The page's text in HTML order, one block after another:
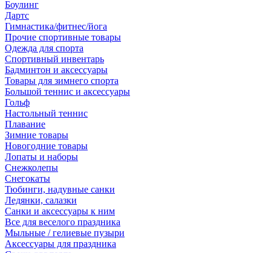
Боулинг
Дартс
Гимнастика/фитнес/йога
Прочие спортивные товары
Одежда для спорта
Спортивный инвентарь
Бадминтон и аксессуары
Товары для зимнего спорта
Большой теннис и аксессуары
Гольф
Настольный теннис
Плавание
Зимние товары
Новогодние товары
Лопаты и наборы
Снежколепы
Снегокаты
Тюбинги, надувные санки
Ледянки, салазки
Санки и аксессуары к ним
Все для веселого праздника
Мыльные / гелиевые пузыри
Аксессуары для праздника